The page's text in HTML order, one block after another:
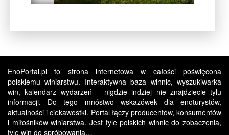
EnoPortal.pl to strona internetowa w całości poświęcona
polskiemu winiarstwu. Interaktywna baza winnic, wyszukiwarka
win, kalendarz wydarzeń – nigdzie indziej nie znajdziecie tylu
informacji. Do tego mnóstwo wskazówek dla enoturystów,
aktualności i ciekawostki. Portal łączy producentów, konsumentów
i miłośników winiarstwa. Jest tyle polskich winnic do zobaczenia,
tyle win do spróbowania…